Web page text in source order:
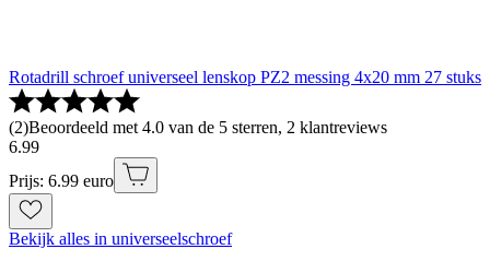
Rotadrill schroef universeel lenskop PZ2 messing 4x20 mm 27 stuks
(2)Beoordeeld met 4.0 van de 5 sterren, 2 klantreviews
6.99
Prijs: 6.99 euro
Bekijk alles in universeelschroef